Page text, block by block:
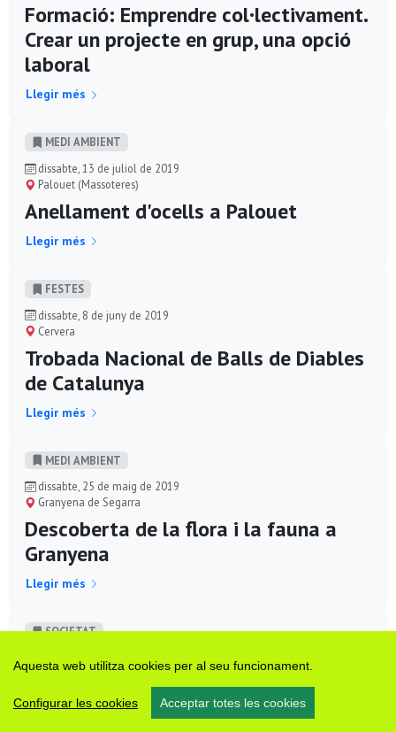
Aquesta web utilitza cookies per al seu funcionament.
Configurar les cookies Acceptar totes les cookies
Formació: Emprendre col·lectivament.
Crear un projecte en grup, una opció
laboral
Llegir més
MEDI AMBIENT
dissabte, 13 de juliol de 2019
Palouet (Massoteres)
Anellament d'ocells a Palouet
Llegir més
FESTES
dissabte, 8 de juny de 2019
Cervera
Trobada Nacional de Balls de Diables
de Catalunya
Llegir més
MEDI AMBIENT
dissabte, 25 de maig de 2019
Granyena de Segarra
Descoberta de la flora i la fauna a
Granyena
Llegir més
SOCIETAT
Vallbona de les Monges
Visita guiada a Montesquiu